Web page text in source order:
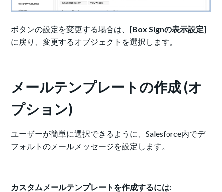
ボタンの設定を変更する場合は、[Box Signの表示設定]
に戻り、変更するオブジェクトを選択します。
メールテンプレートの作成 (オ
プション)
ユーザーが簡単に選択できるように、Salesforce内でデ
フォルトのメールメッセージを設定します。
カスタムメールテンプレートを作成するには: